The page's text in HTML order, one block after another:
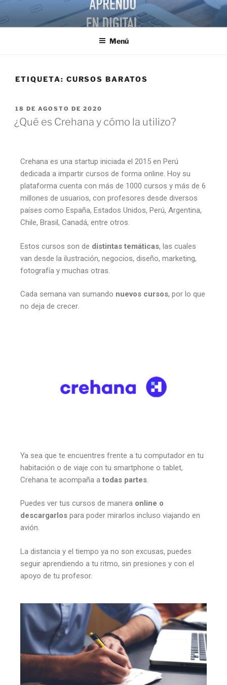
Menú
ETIQUETA: CURSOS BARATOS
18 DE AGOSTO DE 2020
¿Qué es Crehana y cómo la utilizo?
Crehana es una startup iniciada el 2015 en Perú
dedicada a impartir cursos de forma online. Hoy su
plataforma cuenta con más de 1000 cursos y más de 6
millones de usuarios, con profesores desde diversos
países como España, Estados Unidos, Perú, Argentina,
Chile, Brasil, Canadá, entre otros.
Estos cursos son de distintas temáticas, las cuales
van desde la ilustración, negocios, diseño, marketing,
fotografía y muchas otras.
Cada semana van sumando nuevos cursos, por lo que
no deja de crecer.
Ya sea que te encuentres frente a tu computador en tu
habitación o de viaje con tu smartphone o tablet,
Crehana te acompaña a todas partes.
Puedes ver tus cursos de manera online o
descargarlos para poder mirarlos incluso viajando en
avión.
La distancia y el tiempo ya no son excusas, puedes
seguir aprendiendo a tu ritmo, sin presiones y con el
apoyo de tu profesor.